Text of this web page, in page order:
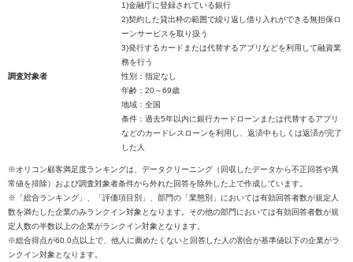
1)金融庁に登録されている銀行
2)契約した貸出枠の範囲で繰り返し借り入れができる無担保ロ
ーンサービスを取り扱う
3)発行するカードまたは代替するアプリなどを利用して融資業
務を行う
調査対象者
性別：指定なし
年齢：20～69歳
地域：全国
条件：過去5年以内に銀行カードローンまたは代替するアプリ
などのカードレスローンを利用し、返済中もしくは返済が完了
した人
※オリコン顧客満足度ランキングは、データクリーニング（回収したデータから不正回答や異
常値を排除）および調査対象者条件から外れた回答を除外した上で作成しています。
※「総合ランキング」、「評価項目別」、部門の「業態別」においては有効回答者数が規定人
数を満たした企業のみランクイン対象となります。その他の部門においては有効回答者数が規
定人数の半数以上の企業がランクイン対象となります。
※総合得点が60.0点以上で、他人に薦めたくないと回答した人の割合が基準値以下の企業がラ
ンクイン対象となります。